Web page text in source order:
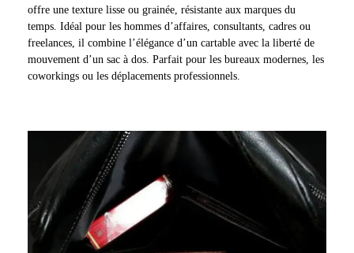
offre une texture lisse ou grainée, résistante aux marques du
temps. Idéal pour les hommes d’affaires, consultants, cadres ou
freelances, il combine l’élégance d’un cartable avec la liberté de
mouvement d’un sac à dos. Parfait pour les bureaux modernes, les
coworkings ou les déplacements professionnels.